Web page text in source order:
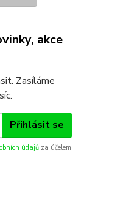
akce
Zasíláme
Přihlásit se
údajů za účelem